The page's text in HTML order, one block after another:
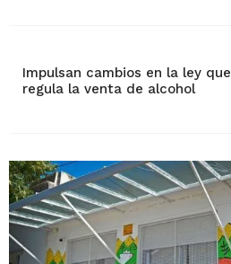
Impulsan cambios en la ley que
regula la venta de alcohol